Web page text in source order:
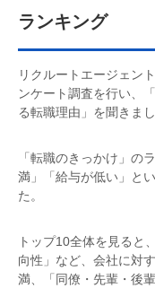
ランキング
リクルートエージェン
ンケート調査を行い、
る転職理由」を聞きまし
「転職のきっかけ」の
満」「給与が低い」と
た。
トップ10全体を見ると
向性」など、会社に対
満、「同僚・先輩・後